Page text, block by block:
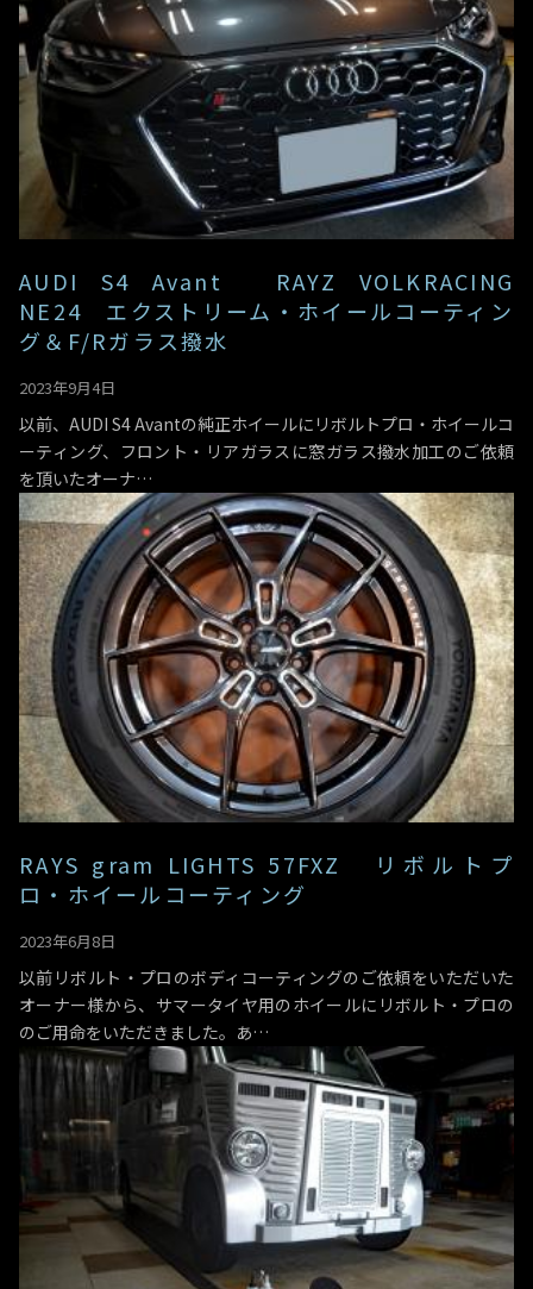
AUDI S4 Avant RAYZ VOLKRACING
NE24 エクストリーム・ホイールコーティン
グ＆F/Rガラス撥水
2023年9月4日
以前、AUDI S4 Avantの純正ホイールにリボルトプロ・ホイールコ
ーティング、フロント・リアガラスに窓ガラス撥水加工のご依頼
を頂いたオーナ…
RAYS gram LIGHTS 57FXZ リボルトプ
ロ・ホイールコーティング
2023年6月8日
以前リボルト・プロのボディコーティングのご依頼をいただいた
オーナー様から、サマータイヤ用のホイールにリボルト・プロの
のご用命をいただきました。あ…